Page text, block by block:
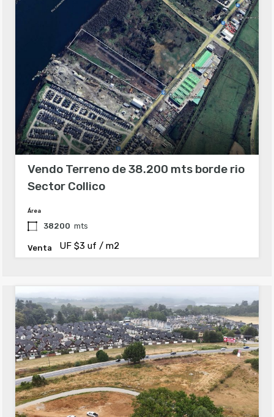
Vendo Terreno de 38.200 mts borde rio
Sector Collico
Área
38200 mts
Venta UF $3 uf / m2